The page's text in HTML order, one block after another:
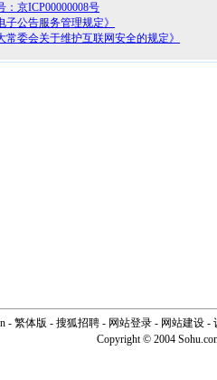
京ICP00000008号
公告服务管理规定》
常委会关于维护互联网安全的规定》
- 繁体版 - 搜狐招聘 - 网站登录 - 网站建设 -
Copyright © 2004